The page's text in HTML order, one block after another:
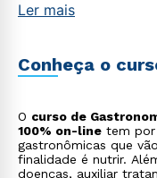
Ler mais
Conheça o
O curso de
100% on-line tem por
gastronômicas que
finalidade é nutrir.
doenças, auxiliar